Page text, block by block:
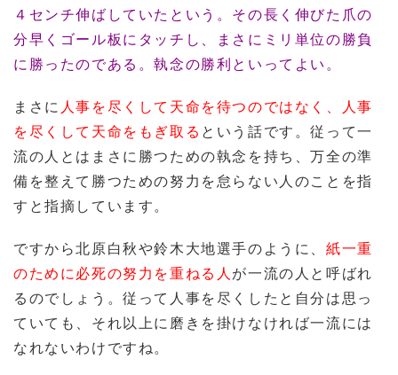
４センチ伸ばしていたという。その長く伸びた爪の
分早くゴール板にタッチし、まさにミリ単位の勝負
に勝ったのである。執念の勝利といってよい。
まさに 人事を尽くして天命を待つのではなく、人事
を尽くして天命をもぎ取る という話です。従って一
流の人とはまさに勝つための執念を持ち、万全の準
備を整えて勝つための努力を怠らない人のことを指
すと指摘しています。
ですから北原白秋や鈴木大地選手のように、 紙一重
のために必死の努力を重ねる人が一流の人と呼ばれ
るのでしょう。従って人事を尽くしたと自分は思っ
ていても、それ以上に磨きを掛けなければ一流には
なれないわけですね。